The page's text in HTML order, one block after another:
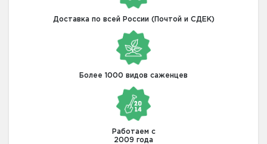
Доставка по всей России (Почтой и СДЕК)
Более 1000 видов саженцев
Работаем с
2009 года